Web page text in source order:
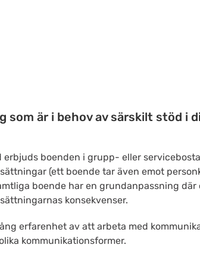
som är i behov av särskilt stöd
erbjuds boenden i grupp- eller
(ett boende tar även emot
boende har en grundanpassning
konsekvenser.
erfarenhet av att arbeta med
kommunikationsformer.